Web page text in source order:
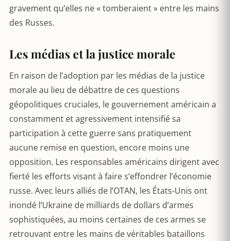
gravement qu’elles ne « tomberaient » entre les mains
des Russes.
Les médias et la justice morale
En raison de l’adoption par les médias de la justice
morale au lieu de débattre de ces questions
géopolitiques cruciales, le gouvernement américain a
constamment et agressivement intensifié sa
participation à cette guerre sans pratiquement
aucune remise en question, encore moins une
opposition. Les responsables américains dirigent avec
fierté les efforts visant à faire s’effondrer l’économie
russe. Avec leurs alliés de l’OTAN, les États-Unis ont
inondé l’Ukraine de milliards de dollars d’armes
sophistiquées, au moins certaines de ces armes se
retrouvant entre les mains de véritables bataillons